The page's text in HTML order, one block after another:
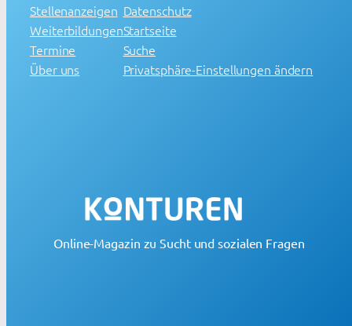
Stellenanzeigen
Weiterbildungen
Termine
Über uns
Datenschutz
Startseite
Suche
Privatsphäre-Einstellungen ändern
Online-Magazin zu Sucht und sozialen Fragen